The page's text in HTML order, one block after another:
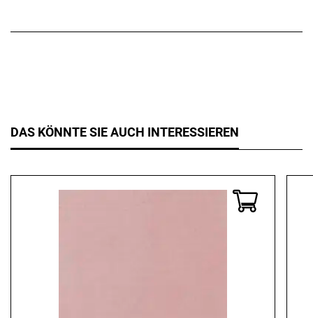
DAS KÖNNTE SIE AUCH INTERESSIEREN